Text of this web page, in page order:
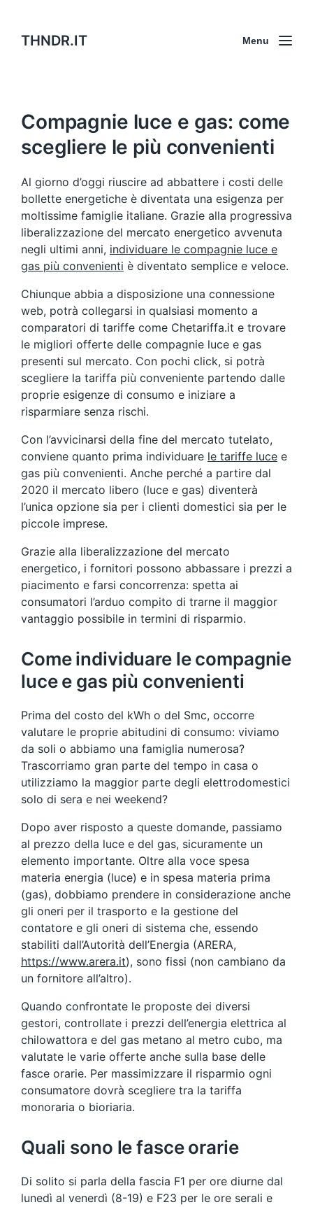
THNDR.IT Menu
Compagnie luce e gas: come
scegliere le più convenienti
Al giorno d’oggi riuscire ad abbattere i costi delle
bollette energetiche è diventata una esigenza per
moltissime famiglie italiane. Grazie alla progressiva
liberalizzazione del mercato energetico avvenuta
negli ultimi anni, individuare le compagnie luce e
gas più convenienti è diventato semplice e veloce.
Chiunque abbia a disposizione una connessione
web, potrà collegarsi in qualsiasi momento a
comparatori di tariffe come Chetariffa.it e trovare
le migliori offerte delle compagnie luce e gas
presenti sul mercato. Con pochi click, si potrà
scegliere la tariffa più conveniente partendo dalle
proprie esigenze di consumo e iniziare a
risparmiare senza rischi.
Con l’avvicinarsi della fine del mercato tutelato,
conviene quanto prima individuare le tariffe luce e
gas più convenienti. Anche perché a partire dal
2020 il mercato libero (luce e gas) diventerà
l’unica opzione sia per i clienti domestici sia per le
piccole imprese.
Grazie alla liberalizzazione del mercato
energetico, i fornitori possono abbassare i prezzi a
piacimento e farsi concorrenza: spetta ai
consumatori l’arduo compito di trarne il maggior
vantaggio possibile in termini di risparmio.
Come individuare le compagnie
luce e gas più convenienti
Prima del costo del kWh o del Smc, occorre
valutare le proprie abitudini di consumo: viviamo
da soli o abbiamo una famiglia numerosa?
Trascorriamo gran parte del tempo in casa o
utilizziamo la maggior parte degli elettrodomestici
solo di sera e nei weekend?
Dopo aver risposto a queste domande, passiamo
al prezzo della luce e del gas, sicuramente un
elemento importante. Oltre alla voce spesa
materia energia (luce) e in spesa materia prima
(gas), dobbiamo prendere in considerazione anche
gli oneri per il trasporto e la gestione del
contatore e gli oneri di sistema che, essendo
stabiliti dall’Autorità dell’Energia (ARERA,
https://www.arera.it), sono fissi (non cambiano da
un fornitore all’altro).
Quando confrontate le proposte dei diversi
gestori, controllate i prezzi dell’energia elettrica al
chilowattora e del gas metano al metro cubo, ma
valutate le varie offerte anche sulla base delle
fasce orarie. Per massimizzare il risparmio ogni
consumatore dovrà scegliere tra la tariffa
monoraria o bioriaria.
Quali sono le fasce orarie
Di solito si parla della fascia F1 per ore diurne dal
lunedì al venerdì (8-19) e F23 per le ore serali e